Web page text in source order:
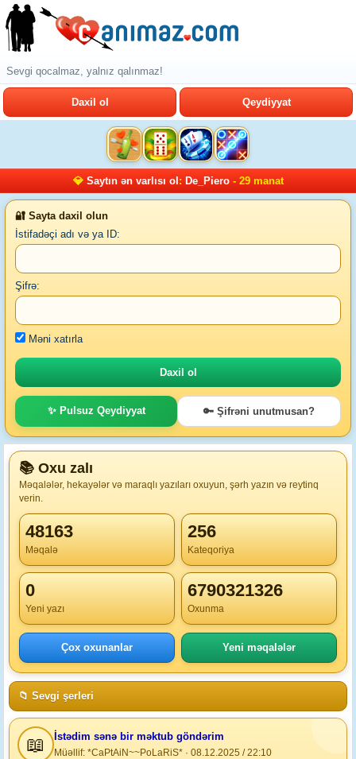
Sevgi qocalmaz, yalnız qalınmaz!
Daxil ol Qeydiyyat
💎 Saytın ən varlısı ol : De_Piero- 29 manat
🔐 Sayta daxil olun
İstifadəçi adı və ya ID:
Şifrə:
Məni xatırla
✨ Pulsuz Qeydiyyat 🔑 Şifrəni unutmusan?
📚 Oxu zalı
Məqalələr, hekayələr və maraqlı yazıları oxuyun, şərh yazın və reytinq
verin.
48163
Məqalə
256
Kateqoriya
0
Yeni yazı
6790321326
Oxunma
Çox oxunanlar Yeni məqalələr
📁 Sevgi şerleri
📖 İstədim sənə bir məktub göndərim
Müəllif: *CaPtAiN~~PoLaRiS* · 08.12.2025 / 22:10